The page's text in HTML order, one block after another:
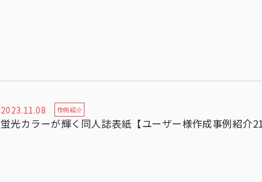
2023.11.08 作例紹介
蛍光カラーが輝く同人誌表紙【ユーザー様作成事例紹介21